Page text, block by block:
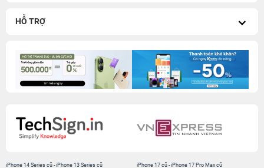
HỖ TRỢ
iPhone 14 Series cũ -iPhone 13 Series cũ
iPhone 17 cũ-iPhone 17 Pro Max cũ